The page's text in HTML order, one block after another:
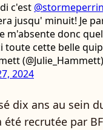
c'est
jusqu' minuit! Je
m'absente donc
toute cette belle
(@Julie_Hammett)
2024
dix ans au sein
recrutée par